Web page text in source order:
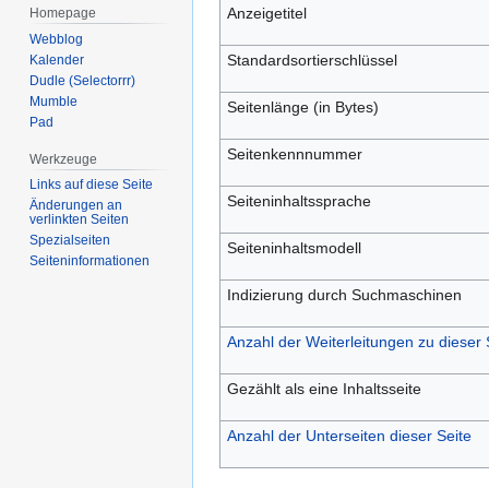
springen
springen
Anzeigetitel
Standardsortierschlüssel
Seitenlänge (in Bytes)
Seitenkennnummer
Seiteninhaltssprache
Seiteninhaltsmodell
Indizierung durch Suchmaschinen
Anzahl der Weiterleitungen zu dieser
Gezählt als eine Inhaltsseite
Anzahl der Unterseiten dieser Seite
Homepage
Webblog
Kalender
Dudle (Selectorrr)
Mumble
Pad
Werkzeuge
Links auf diese Seite
Änderungen an
verlinkten Seiten
Spezialseiten
Seiten­­informationen